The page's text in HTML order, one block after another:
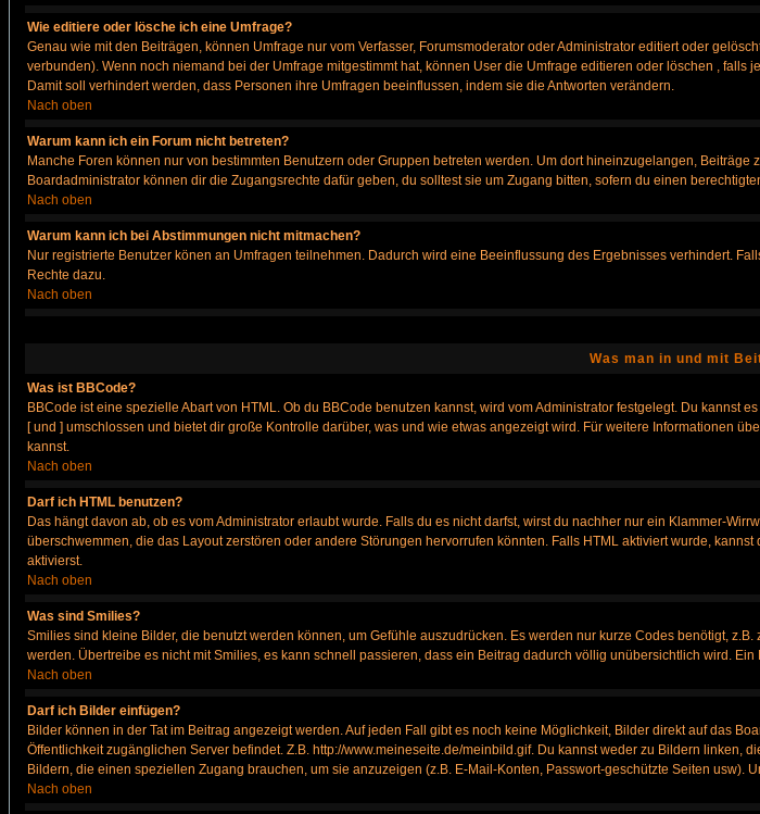
Wie editiere oder lösche ich eine Umfrage?
Genau wie mit den Beiträgen, können Umfrage nur vom Verfasser, Forumsmoderator oder Administrator editiert oder
verbunden). Wenn noch niemand bei der Umfrage mitgestimmt hat, können User die Umfrage editieren oder löschen ,
Damit soll verhindert werden, dass Personen ihre Umfragen beeinflussen, indem sie die Antworten verändern.
Nach oben
Warum kann ich ein Forum nicht betreten?
Manche Foren können nur von bestimmten Benutzern oder Gruppen betreten werden. Um dort hineinzugelangen,
Boardadministrator können dir die Zugangsrechte dafür geben, du solltest sie um Zugang bitten, sofern du einen
Nach oben
Warum kann ich bei Abstimmungen nicht mitmachen?
Nur registrierte Benutzer könen an Umfragen teilnehmen. Dadurch wird eine Beeinflussung des Ergebnisses verhindert.
Rechte dazu.
Nach oben
Was man in und mit
Was ist BBCode?
BBCode ist eine spezielle Abart von HTML. Ob du BBCode benutzen kannst, wird vom Administrator festgelegt. Du
[ und ] umschlossen und bietet dir große Kontrolle darüber, was und wie etwas angezeigt wird. Für weitere Informationen
kannst.
Nach oben
Darf ich HTML benutzen?
Das hängt davon ab, ob es vom Administrator erlaubt wurde. Falls du es nicht darfst, wirst du nachher nur ein Klammer-
überschwemmen, die das Layout zerstören oder andere Störungen hervorrufen könnten. Falls HTML aktiviert wurde,
aktivierst.
Nach oben
Was sind Smilies?
Smilies sind kleine Bilder, die benutzt werden können, um Gefühle auszudrücken. Es werden nur kurze Codes benötigt,
werden. Übertreibe es nicht mit Smilies, es kann schnell passieren, dass ein Beitrag dadurch völlig unübersichtlich wird.
Nach oben
Darf ich Bilder einfügen?
Bilder können in der Tat im Beitrag angezeigt werden. Auf jeden Fall gibt es noch keine Möglichkeit, Bilder direkt auf das
Öffentlichkeit zugänglichen Server befindet. Z.B. http://www.meineseite.de/meinbild.gif. Du kannst weder zu Bildern
Bildern, die einen speziellen Zugang brauchen, um sie anzuzeigen (z.B. E-Mail-Konten, Passwort-geschützte Seiten
Nach oben